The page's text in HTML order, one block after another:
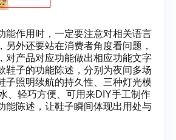
能作用时，一定要注意对相关语言
另外还要站在消费者角度看问题，
对产品对应功能做出相应功能文字
鞋子的功能陈述，分别为夜间多场
子照明续航的持久性、三种灯光模
、轻巧方便、可用来DIY手工制作
能陈述，让鞋子瞬间体现出用处与